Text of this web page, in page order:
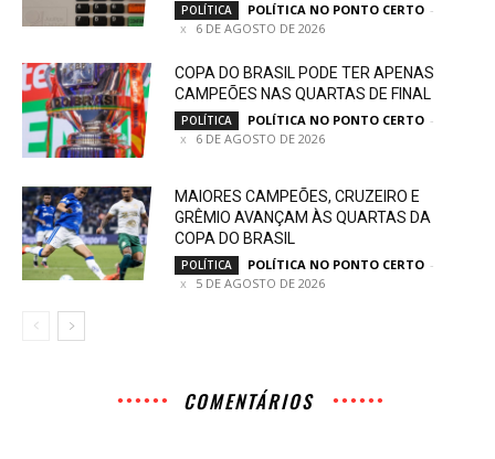
POLÍTICA POLÍTICA NO PONTO CERTO -
6 DE AGOSTO DE 2026
COPA DO BRASIL PODE TER APENAS
CAMPEÕES NAS QUARTAS DE FINAL
POLÍTICA POLÍTICA NO PONTO CERTO -
6 DE AGOSTO DE 2026
MAIORES CAMPEÕES, CRUZEIRO E
GRÊMIO AVANÇAM ÀS QUARTAS DA
COPA DO BRASIL
POLÍTICA POLÍTICA NO PONTO CERTO -
5 DE AGOSTO DE 2026
COMENTÁRIOS